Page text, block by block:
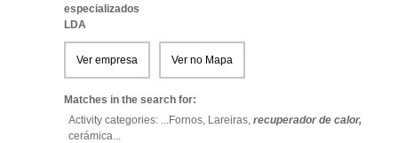
especializados
LDA
Ver empresa Ver no Mapa
Matches in the search for:
Activity categories: ...Fornos, Lareiras, recuperador de calor,
cerámica...